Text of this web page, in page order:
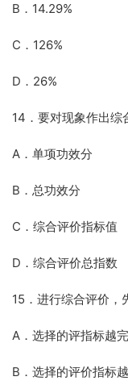
B．14.29%
C．126%
D．26%
14．要对现象作出综
A．单项功效分
B．总功效分
C．综合评价指标值
D．综合评价总指数
15．进行综合评价，
A．选择的评指标越
B．选择的评价指标